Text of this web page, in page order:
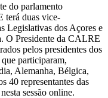
do parlamento
terá duas vice-
Legislativas dos Açores e
O Presidente da CALRE
pelos presidentes dos
participaram,
Alemanha, Bélgica,
40 representantes das
sessão online.